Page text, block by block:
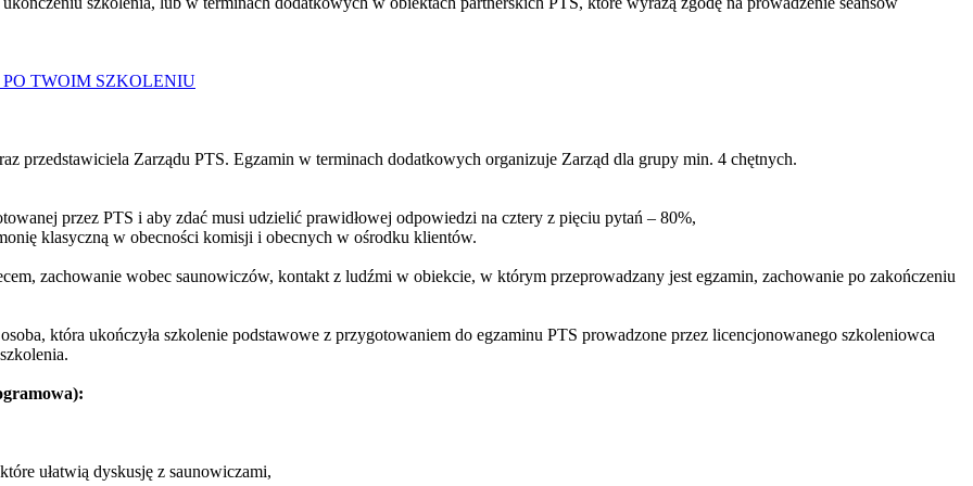
TWOIM SZKOLENIU
przedstawiciela Zarządu PTS. Egzamin w terminach dodatkowych organizuje Zarząd dla grupy min. 4 chętnych.
przez PTS i aby zdać musi udzielić prawidłowej odpowiedzi na cztery z pięciu pytań – 80%,
klasyczną w obecności komisji i obecnych w ośrodku klientów.
zachowanie wobec saunowiczów, kontakt z ludźmi w obiekcie, w którym przeprowadzany jest egzamin, zachowanie po zakończeniu
która ukończyła szkolenie podstawowe z przygotowaniem do egzaminu PTS prowadzone przez licencjonowanego szkoleniowca
ułatwią dyskusję z saunowiczami,